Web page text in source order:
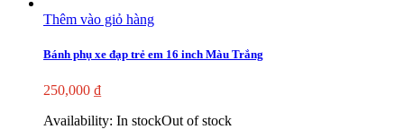
Thêm vào giỏ hàng
Bánh phụ xe đạp trẻ em 16 inch Màu Trắng
250,000 ₫
Availability: In stockOut of stock